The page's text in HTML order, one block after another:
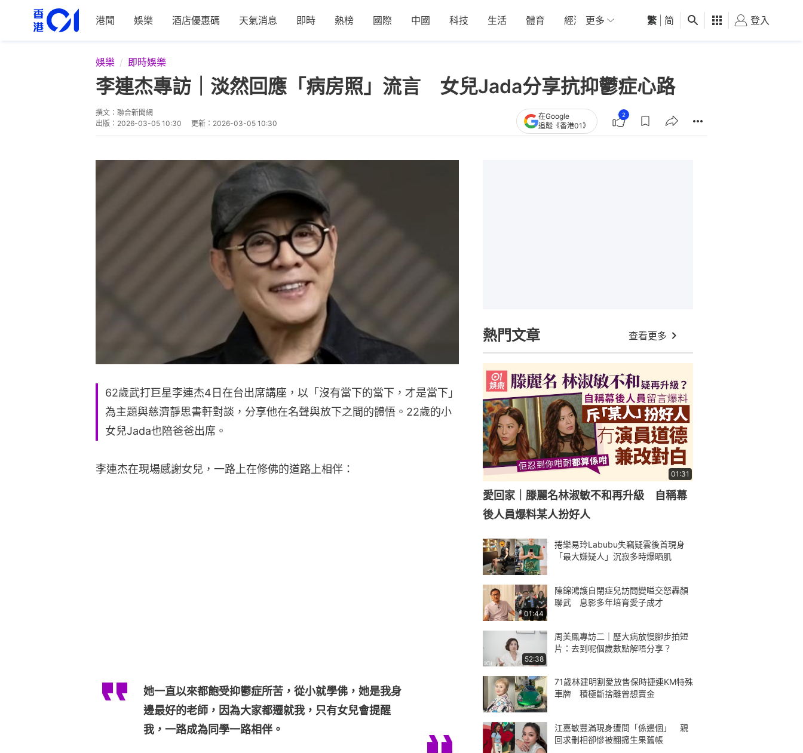
港聞 娛樂 酒店優惠碼 天氣消息 即時 熱榜 國際 中國 科技 生活 體育 經濟 01深圳 觀點 健康 好食玩飛
更多 繁 简 登入
娛樂 即時娛樂
李連杰專訪｜淡然回應「病房照」流言 女兒Jada分享抗抑鬱症心路
撰文： 聯合新聞網
出版： 2026-03-05 10:30 更新： 2026-03-05 10:30
在Google
追蹤《香港01》
2
62歲武打巨星李連杰4日在台出席講座，以「沒有當下的當下，才是當下」
為主題與慈濟靜思書軒對談，分享他在名聲與放下之間的體悟。22歲的小
女兒Jada也陪爸爸出席。
李連杰在現場感謝女兒，一路上在修佛的道路上相伴：
她一直以來都飽受抑鬱症所苦，從小就學佛，她是我身
邊最好的老師，因為大家都遷就我，只有女兒會提醒
我，一路成為同學一路相伴。
熱門文章 查看更多
01:31
愛回家｜滕麗名林淑敏不和再升級 自稱幕
後人員爆料某人扮好人
捲樂易玲Labubu失竊疑雲後首現身
「最大嫌疑人」沉寂多時爆晒肌
01:44
陳錦鴻護自閉症兒訪問變嗌交怒轟顏
聯武 息影多年培育愛子成才
52:38
周美鳳專訪二｜歷大病放慢腳步拍短
片：去到呢個歲數點解唔分享？
71歲林建明割愛放售保時捷連KM特殊
車牌 積極斷捨離曾想賣金
江嘉敏豐滿現身遭問「係邊個」 親
回求刪相卻慘被翻搲生果舊帳